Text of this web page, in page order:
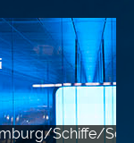
Schiffe/